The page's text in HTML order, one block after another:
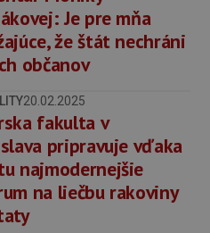
Je pre mňa
že štát nechráni
občanov
20.02.2025
fakulta v
pripravuje vďaka
najmodernejšie
na liečbu rakoviny